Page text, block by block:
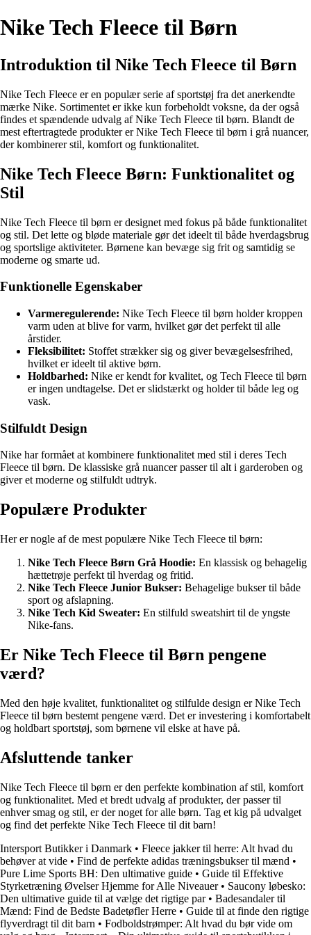
Nike Tech Fleece til Børn
Introduktion til Nike Tech Fleece til Børn
Nike Tech Fleece er en populær serie af sportstøj fra det anerkendte
mærke Nike. Sortimentet er ikke kun forbeholdt voksne, da der også
findes et spændende udvalg af Nike Tech Fleece til børn. Blandt de
mest eftertragtede produkter er Nike Tech Fleece til børn i grå nuancer,
der kombinerer stil, komfort og funktionalitet.
Nike Tech Fleece Børn: Funktionalitet og
Stil
Nike Tech Fleece til børn er designet med fokus på både funktionalitet
og stil. Det lette og bløde materiale gør det ideelt til både hverdagsbrug
og sportslige aktiviteter. Børnene kan bevæge sig frit og samtidig se
moderne og smarte ud.
Funktionelle Egenskaber
Varmeregulerende: Nike Tech Fleece til børn holder kroppen
varm uden at blive for varm, hvilket gør det perfekt til alle
årstider.
Fleksibilitet: Stoffet strækker sig og giver bevægelsesfrihed,
hvilket er ideelt til aktive børn.
Holdbarhed: Nike er kendt for kvalitet, og Tech Fleece til børn
er ingen undtagelse. Det er slidstærkt og holder til både leg og
vask.
Stilfuldt Design
Nike har formået at kombinere funktionalitet med stil i deres Tech
Fleece til børn. De klassiske grå nuancer passer til alt i garderoben og
giver et moderne og stilfuldt udtryk.
Populære Produkter
Her er nogle af de mest populære Nike Tech Fleece til børn:
Nike Tech Fleece Børn Grå Hoodie: En klassisk og behagelig
hættetrøje perfekt til hverdag og fritid.
Nike Tech Fleece Junior Bukser: Behagelige bukser til både
sport og afslapning.
Nike Tech Kid Sweater: En stilfuld sweatshirt til de yngste
Nike-fans.
Er Nike Tech Fleece til Børn pengene
værd?
Med den høje kvalitet, funktionalitet og stilfulde design er Nike Tech
Fleece til børn bestemt pengene værd. Det er investering i komfortabelt
og holdbart sportstøj, som børnene vil elske at have på.
Afsluttende tanker
Nike Tech Fleece til børn er den perfekte kombination af stil, komfort
og funktionalitet. Med et bredt udvalg af produkter, der passer til
enhver smag og stil, er der noget for alle børn. Tag et kig på udvalget
og find det perfekte Nike Tech Fleece til dit barn!
Intersport Butikker i Danmark • Fleece jakker til herre: Alt hvad du
behøver at vide • Find de perfekte adidas træningsbukser til mænd •
Pure Lime Sports BH: Den ultimative guide • Guide til Effektive
Styrketræning Øvelser Hjemme for Alle Niveauer• Saucony løbesko:
Den ultimative guide til at vælge det rigtige par• Badesandaler til
Mænd: Find de Bedste Badetøfler Herre • Guide til at finde den rigtige
flyverdragt til dit barn • Fodboldstrømper: Alt hvad du bør vide om